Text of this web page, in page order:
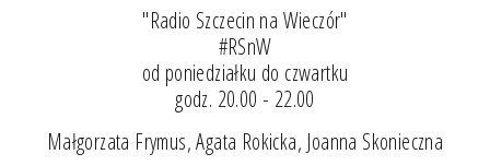
"Radio Szczecin na Wieczór"
#RSnW
od poniedziałku do czwartku
godz. 20.00 - 22.00
Małgorzata Frymus, Agata Rokicka, Joanna Skonieczna